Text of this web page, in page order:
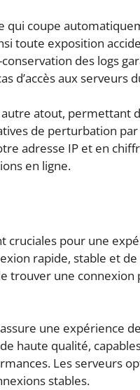
qui coupe
toute exposition
des logs
d’accès aux serveurs
atout, permettant
de perturbation
adresse IP et en
en ligne.
cruciales pour une
rapide, stable et de
trouver une
une expérience
haute qualité,
Les serveurs
stables.